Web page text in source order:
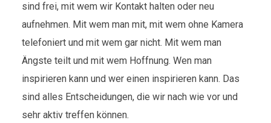
sind frei, mit wem wir Kontakt halten oder neu
aufnehmen. Mit wem man mit, mit wem ohne Kamera
telefoniert und mit wem gar nicht. Mit wem man
Ängste teilt und mit wem Hoffnung. Wen man
inspirieren kann und wer einen inspirieren kann. Das
sind alles Entscheidungen, die wir nach wie vor und
sehr aktiv treffen können.